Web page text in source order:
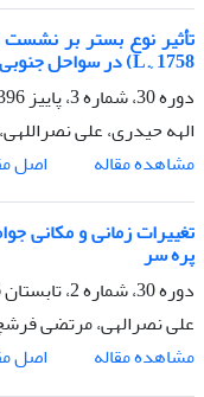
(L., 1758 در سواحل جنوبی دریای خزر
دوره 30، شماره 3، پاییز 1396، صفحه
الهه حیدری، علی
مشاهده مقاله
اصل
تغییرات زمانی و مکانی
پره سر
دوره 30، شماره 2، تابستان 1396، صفحه
علی نصرالهی، مرتضی
مشاهده مقاله
اصل